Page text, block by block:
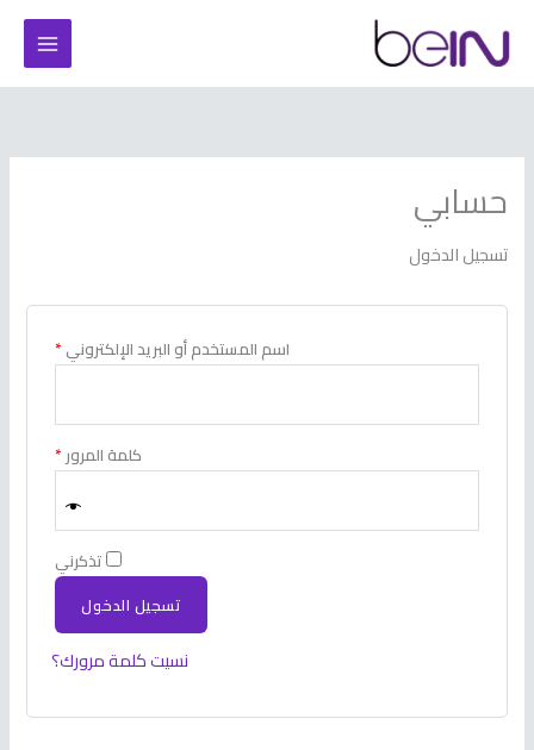
المحتوى
حسابي
تسجيل الدخول
اسم المستخدم أو البريد الإلكتروني *
مطلوبة
كلمة المرور *
مطلوبة
تذكرني
تسجيل الدخول
نسيت كلمة مرورك؟